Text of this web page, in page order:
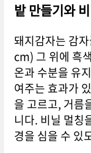
밭 만들기와
돼지감자는 감
cm) 그 위에 흑
온과 수분을 유
여주는 효과가
을 고르고, 거름
니다. 비닐 멀칭
경을 심을 수 있